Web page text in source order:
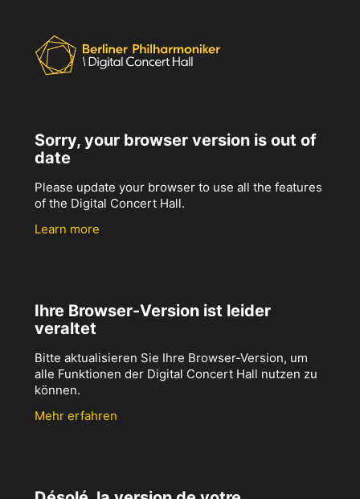
Sorry, your browser version is out of
date
Please update your browser to use all the features
of the Digital Concert Hall.
Learn more
Ihre Browser-Version ist leider
veraltet
Bitte aktualisieren Sie Ihre Browser-Version, um
alle Funktionen der Digital Concert Hall nutzen zu
können.
Mehr erfahren